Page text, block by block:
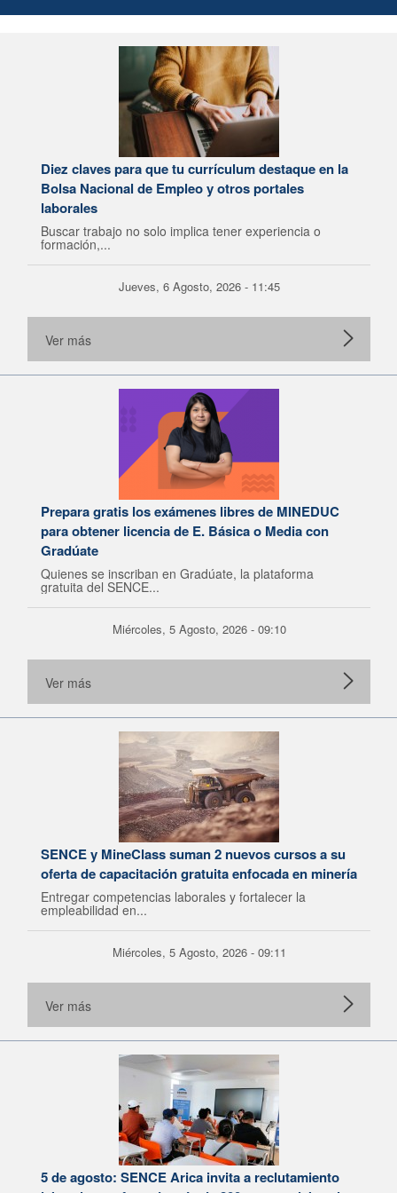
Diez claves para que tu currículum destaque en la
Bolsa Nacional de Empleo y otros portales
laborales
Buscar trabajo no solo implica tener experiencia o
formación,...
Jueves, 6 Agosto, 2026 - 11:45
Ver más
Prepara gratis los exámenes libres de MINEDUC
para obtener licencia de E. Básica o Media con
Gradúate
Quienes se inscriban en Gradúate, la plataforma
gratuita del SENCE...
Miércoles, 5 Agosto, 2026 - 09:10
Ver más
SENCE y MineClass suman 2 nuevos cursos a su
oferta de capacitación gratuita enfocada en minería
Entregar competencias laborales y fortalecer la
empleabilidad en...
Miércoles, 5 Agosto, 2026 - 09:11
Ver más
5 de agosto: SENCE Arica invita a reclutamiento